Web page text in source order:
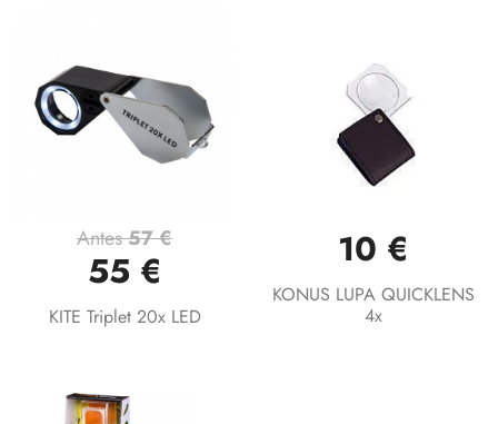
Antes57 €
55 €
KITE Triplet 20x LED
10 €
KONUS LUPA QUICKLENS
4x